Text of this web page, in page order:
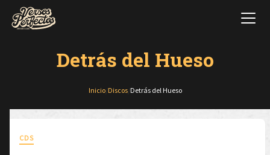
Detrás del Hueso
Inicio/ Discos/ Detrás del Hueso
CDS